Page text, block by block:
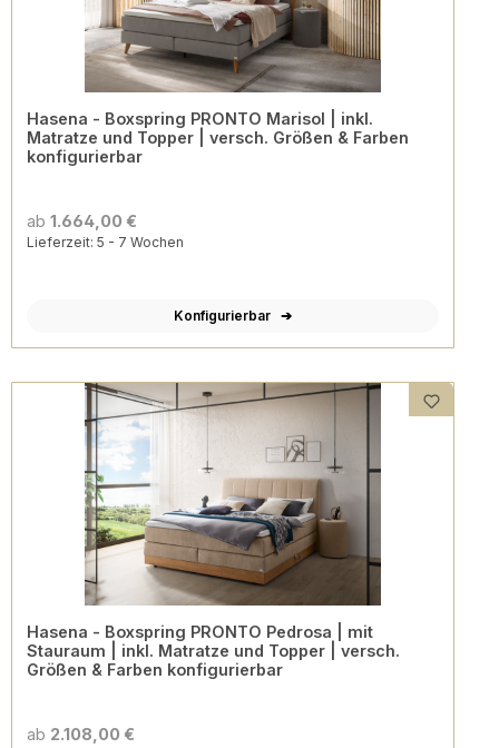
Hasena - Boxspring PRONTO Marisol | inkl.
Matratze und Topper | versch. Größen & Farben
konfigurierbar
ab 1.664,00 €
Lieferzeit: 5 - 7 Wochen
Konfigurierbar
Hasena - Boxspring PRONTO Pedrosa | mit
Stauraum | inkl. Matratze und Topper | versch.
Größen & Farben konfigurierbar
ab 2.108,00 €